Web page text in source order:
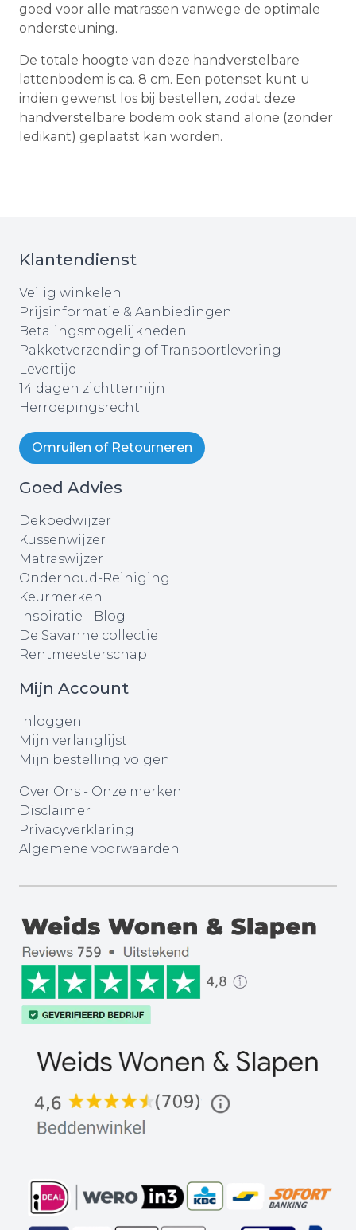
goed voor alle matrassen vanwege de optimale
ondersteuning.
De totale hoogte van deze handverstelbare
lattenbodem is ca. 8 cm. Een potenset kunt u
indien gewenst los bij bestellen, zodat deze
handverstelbare bodem ook stand alone (zonder
ledikant) geplaatst kan worden.
Klantendienst
Veilig winkelen
Prijsinformatie & Aanbiedingen
Betalingsmogelijkheden
Pakketverzending of Transportlevering
Levertijd
14 dagen zichttermijn
Herroepingsrecht
Omruilen of Retourneren
Goed Advies
Dekbedwijzer
Kussenwijzer
Matraswijzer
Onderhoud-Reiniging
Keurmerken
Inspiratie - Blog
De Savanne collectie
Rentmeesterschap
Mijn Account
Inloggen
Mijn verlanglijst
Mijn bestelling volgen
Over Ons - Onze merken
Disclaimer
Privacyverklaring
Algemene voorwaarden